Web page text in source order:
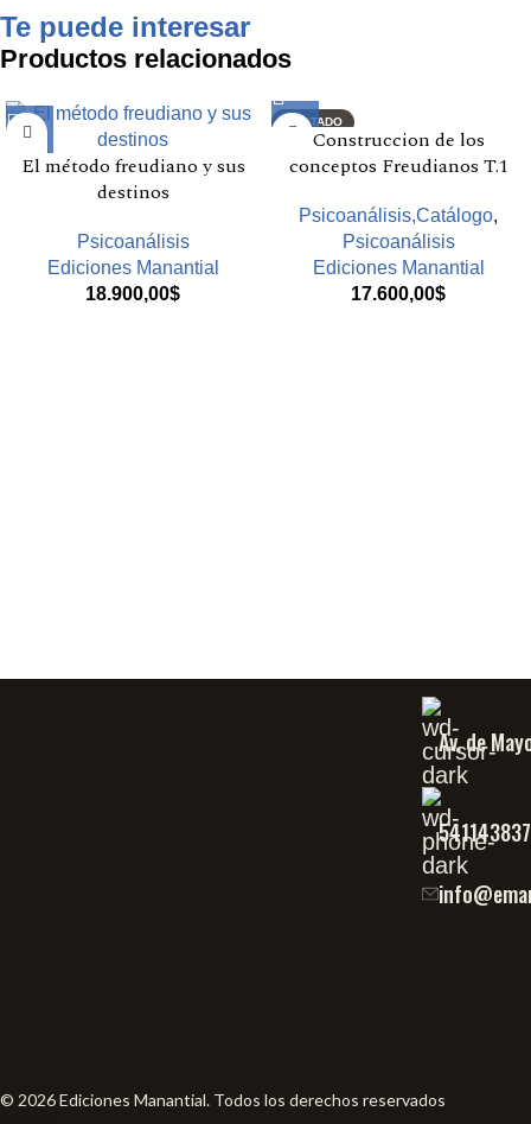
Te puede interesar
Productos relacionados
El método freudiano y sus
destinos
Psicoanálisis
Ediciones Manantial
18.900,00$
AGOTADO
Construccion de los
conceptos Freudianos T.1
Psicoanálisis,Catálogo,
Psicoanálisis
Ediciones Manantial
17.600,00$
Av. de
© 2026 Ediciones Manantial. Todos los derechos reservados